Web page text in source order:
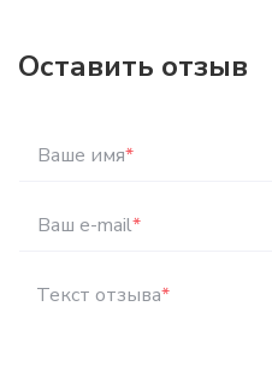
Оставить отзыв
Ваше имя*
Ваш e-mail*
Текст отзыва*